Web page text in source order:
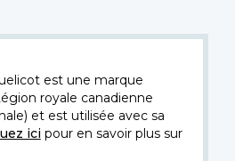
est une marque
royale canadienne
et est utilisée avec sa
icipour en savoir plus sur